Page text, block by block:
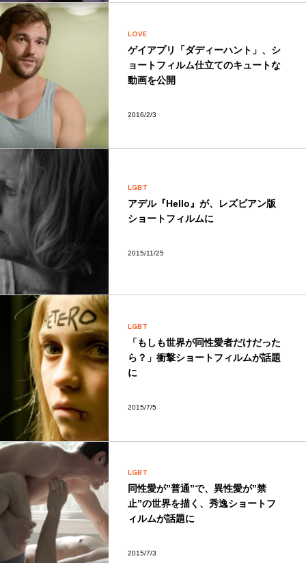
LOVE
ゲイアプリ「ダディーハント」、シ
ョートフィルム仕立てのキュートな
動画を公開
2016/2/3
LGBT
アデル『Hello』が、レズビアン版
ショートフィルムに
2015/11/25
LGBT
「もしも世界が同性愛者だけだった
ら？」衝撃ショートフィルムが話題
に
2015/7/5
LGBT
同性愛が”普通”で、異性愛が”禁
止”の世界を描く、秀逸ショートフ
ィルムが話題に
2015/7/3